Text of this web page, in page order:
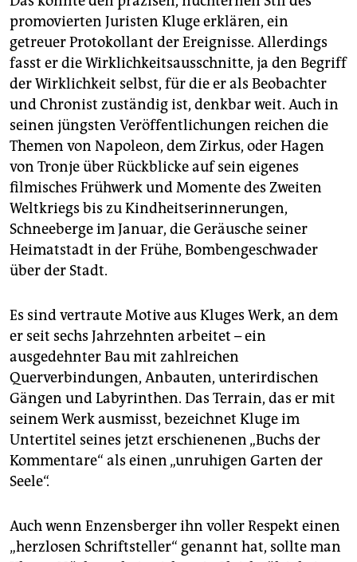
promovierten Juristen Kluge erklären, ein
getreuer Protokollant der Ereignisse. Allerdings
fasst er die Wirklichkeitsausschnitte, ja den Begriff
der Wirklichkeit selbst, für die er als Beobachter
und Chronist zuständig ist, denkbar weit. Auch in
seinen jüngsten Veröffentlichungen reichen die
Themen von Napoleon, dem Zirkus, oder Hagen
von Tronje über Rückblicke auf sein eigenes
filmisches Frühwerk und Momente des Zweiten
Weltkriegs bis zu Kindheitserinnerungen,
Schneeberge im Januar, die Geräusche seiner
Heimatstadt in der Frühe, Bombengeschwader
über der Stadt.
Es sind vertraute Motive aus Kluges Werk, an dem
er seit sechs Jahrzehnten arbeitet – ein
ausgedehnter Bau mit zahlreichen
Querverbindungen, Anbauten, unterirdischen
Gängen und Labyrinthen. Das Terrain, das er mit
seinem Werk ausmisst, bezeichnet Kluge im
Untertitel seines jetzt erschienenen „Buchs der
Kommentare“ als einen „unruhigen Garten der
Seele“.
Auch wenn Enzensberger ihn voller Respekt einen
„herzlosen Schriftsteller“ genannt hat, sollte man